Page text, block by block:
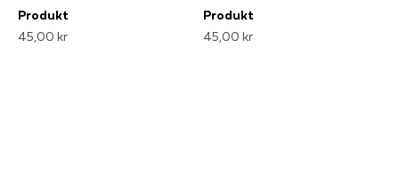
Produkt
45,00 kr
Produkt
45,00 kr